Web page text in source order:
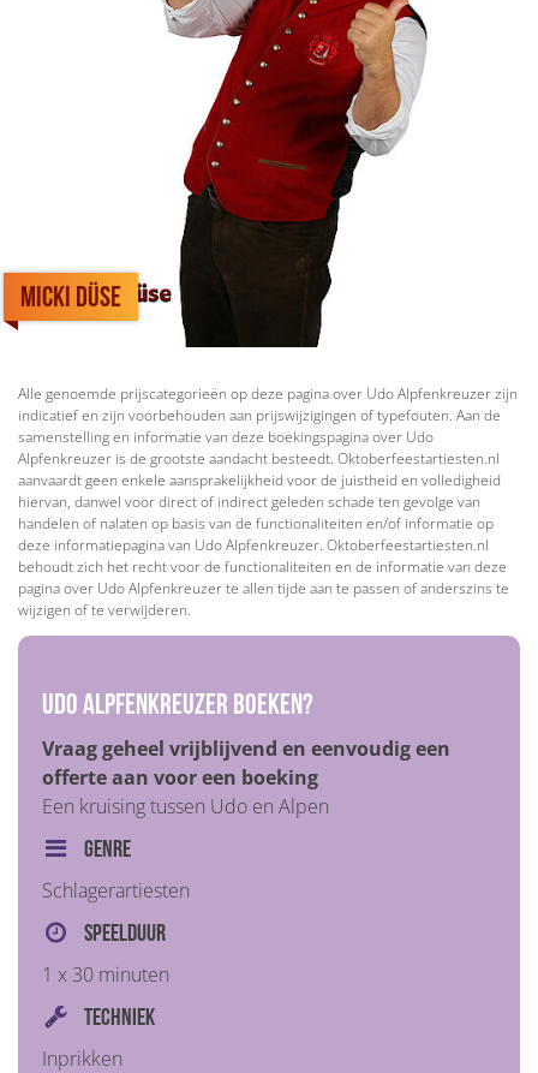
Micki Düse
Alle genoemde prijscategorieën op deze pagina over Udo Alpfenkreuzer zijn
indicatief en zijn voorbehouden aan prijswijzigingen of typefouten. Aan de
samenstelling en informatie van deze boekingspagina over Udo
Alpfenkreuzer is de grootste aandacht besteedt. Oktoberfeestartiesten.nl
aanvaardt geen enkele aansprakelijkheid voor de juistheid en volledigheid
hiervan, danwel voor direct of indirect geleden schade ten gevolge van
handelen of nalaten op basis van de functionaliteiten en/of informatie op
deze informatiepagina van Udo Alpfenkreuzer. Oktoberfeestartiesten.nl
behoudt zich het recht voor de functionaliteiten en de informatie van deze
pagina over Udo Alpfenkreuzer te allen tijde aan te passen of anderszins te
wijzigen of te verwijderen.
Udo Alpfenkreuzer boeken?
Vraag geheel vrijblijvend en eenvoudig een
offerte aan voor een boeking
Een kruising tussen Udo en Alpen
Genre
Schlagerartiesten
Speelduur
1 x 30 minuten
Techniek
Inprikken